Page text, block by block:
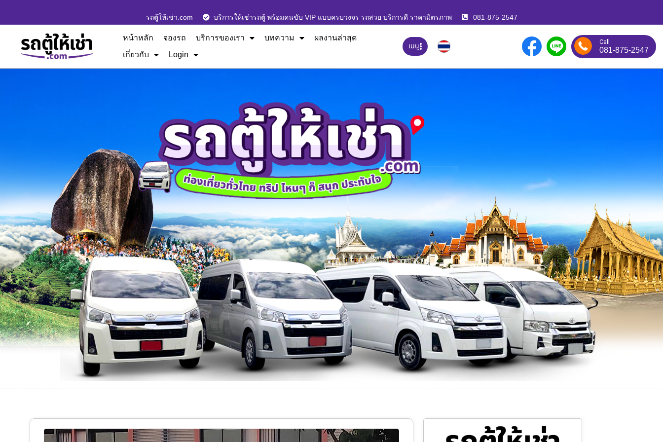
รถตู้ให้เช่า.com บริการให้เช่ารถตู้ พร้อมคนขับ VIP แบบครบวงจร รถสวย บริการดี ราคามิตรภาพ 081-875-2547
หน้าหลัก จองรถ บริการของเรา บทความ
ผลงานล่าสุด
เกี่ยวกับ
Login
เมนู Call
081-875-2547